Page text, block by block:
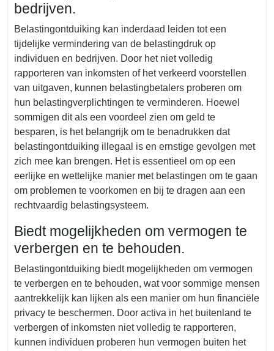
bedrijven.
Belastingontduiking kan inderdaad leiden tot een
tijdelijke vermindering van de belastingdruk op
individuen en bedrijven. Door het niet volledig
rapporteren van inkomsten of het verkeerd voorstellen
van uitgaven, kunnen belastingbetalers proberen om
hun belastingverplichtingen te verminderen. Hoewel
sommigen dit als een voordeel zien om geld te
besparen, is het belangrijk om te benadrukken dat
belastingontduiking illegaal is en ernstige gevolgen met
zich mee kan brengen. Het is essentieel om op een
eerlijke en wettelijke manier met belastingen om te gaan
om problemen te voorkomen en bij te dragen aan een
rechtvaardig belastingsysteem.
Biedt mogelijkheden om vermogen te
verbergen en te behouden.
Belastingontduiking biedt mogelijkheden om vermogen
te verbergen en te behouden, wat voor sommige mensen
aantrekkelijk kan lijken als een manier om hun financiële
privacy te beschermen. Door activa in het buitenland te
verbergen of inkomsten niet volledig te rapporteren,
kunnen individuen proberen hun vermogen buiten het